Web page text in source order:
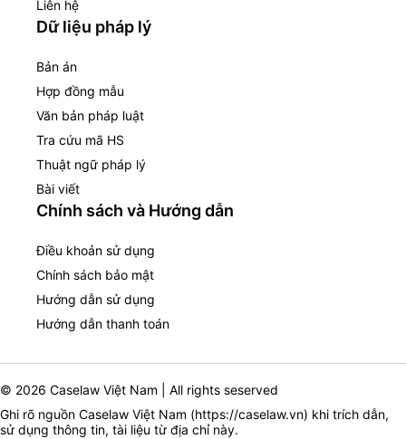
Liên hệ
Dữ liệu pháp lý
Bản án
Hợp đồng mẫu
Văn bản pháp luật
Tra cứu mã HS
Thuật ngữ pháp lý
Bài viết
Chính sách và Hướng dẫn
Điều khoản sử dụng
Chính sách bảo mật
Hướng dẫn sử dụng
Hướng dẫn thanh toán
© 2026 Caselaw Việt Nam | All rights seserved
Ghi rõ nguồn Caselaw Việt Nam (https://caselaw.vn) khi trích dẫn,
sử dụng thông tin, tài liệu từ địa chỉ này.